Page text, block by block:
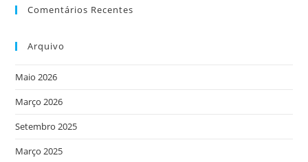
Comentários Recentes
Arquivo
Maio 2026
Março 2026
Setembro 2025
Março 2025